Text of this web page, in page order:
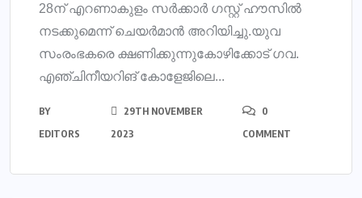
28ന് എറണാകുളം സർക്കാർ ഗസ്റ്റ് ഹൗസിൽ
നടക്കുമെന്ന് ചെയർമാൻ അറിയിച്ചു.യുവ
സംരംഭകരെ ക്ഷണിക്കുന്നുകോഴിക്കോട് ഗവ.
എഞ്ചിനീയറിങ് കോളേജിലെ...
BY
EDITORS
29TH NOVEMBER
2023
0
COMMENT